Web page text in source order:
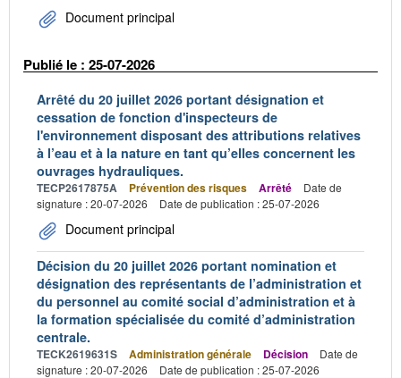
Document principal
Publié le : 25-07-2026
Arrêté du 20 juillet 2026 portant désignation et
cessation de fonction d'inspecteurs de
l'environnement disposant des attributions relatives
à l’eau et à la nature en tant qu’elles concernent les
ouvrages hydrauliques.
TECP2617875A Prévention des risques Arrêté
Date de
signature : 20-07-2026
Date de publication : 25-07-2026
Document principal
Décision du 20 juillet 2026 portant nomination et
désignation des représentants de l’administration et
du personnel au comité social d’administration et à
la formation spécialisée du comité d’administration
centrale.
TECK2619631S Administration générale Décision
Date de
signature : 20-07-2026
Date de publication : 25-07-2026